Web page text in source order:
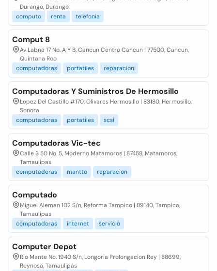
Durango, Durango
computo
renta telefonia
Comput 8
Av Labna 17 No. A Y B, Cancun Centro Cancun | 77500, Cancun,
Quintana Roo
computadoras
portatiles reparacion
Computadoras Y Suministros De Hermosillo
Lopez Del Castillo #170, Olivares Hermosillo | 83180, Hermosillo,
Sonora
computadoras
portatiles scsi
Computadoras Vic-tec
Calle 3 50 No. 5, Moderno Matamoros | 87458, Matamoros,
Tamaulipas
computadoras
mantto reparacion
Computado
Miguel Aleman 102 S/n, Reforma Tampico | 89140, Tampico,
Tamaulipas
computadoras
internet servicio
Computer Depot
Rio Mante No. 1940 S/n, Longoria Prolongacion Rey | 88699,
Reynosa, Tamaulipas